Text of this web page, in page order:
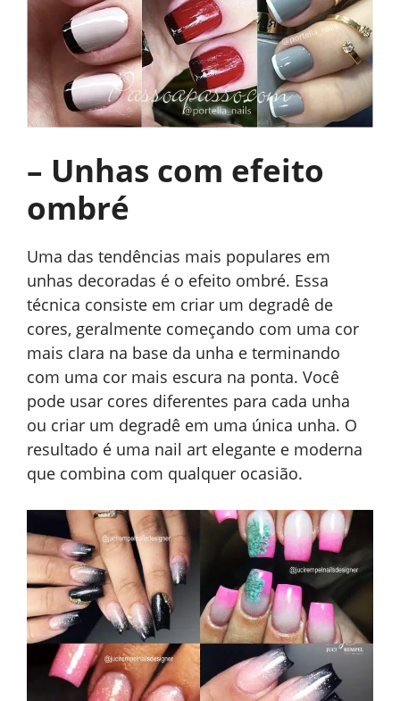
– Unhas com efeito
ombré
Uma das tendências mais populares em
unhas decoradas é o efeito ombré. Essa
técnica consiste em criar um degradê de
cores, geralmente começando com uma cor
mais clara na base da unha e terminando
com uma cor mais escura na ponta. Você
pode usar cores diferentes para cada unha
ou criar um degradê em uma única unha. O
resultado é uma nail art elegante e moderna
que combina com qualquer ocasião.